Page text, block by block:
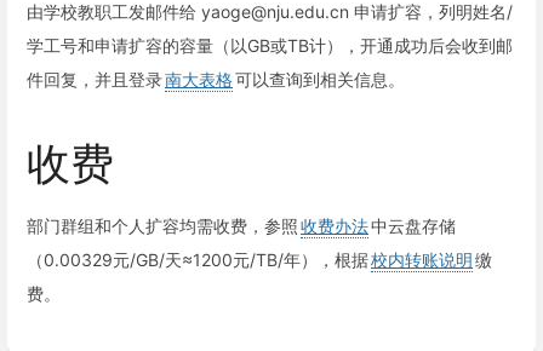
由学校教职工发邮件给 yaoge@nju.edu.cn 申请扩容，列明姓名/
学工号和申请扩容的容量（以GB或TB计），开通成功后会收到邮
件回复，并且登录南大表格可以查询到相关信息。
收费
部门群组和个人扩容均需收费，参照收费办法中云盘存储
（0.00329元/GB/天≈1200元/TB/年），根据校内转账说明缴
费。